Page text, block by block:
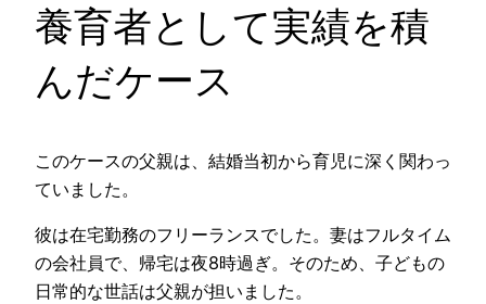
養育者として実績を積
んだケース
このケースの父親は、結婚当初から育児に深く関わっ
ていました。
彼は在宅勤務のフリーランスでした。妻はフルタイム
の会社員で、帰宅は夜8時過ぎ。そのため、子どもの
日常的な世話は父親が担いました。